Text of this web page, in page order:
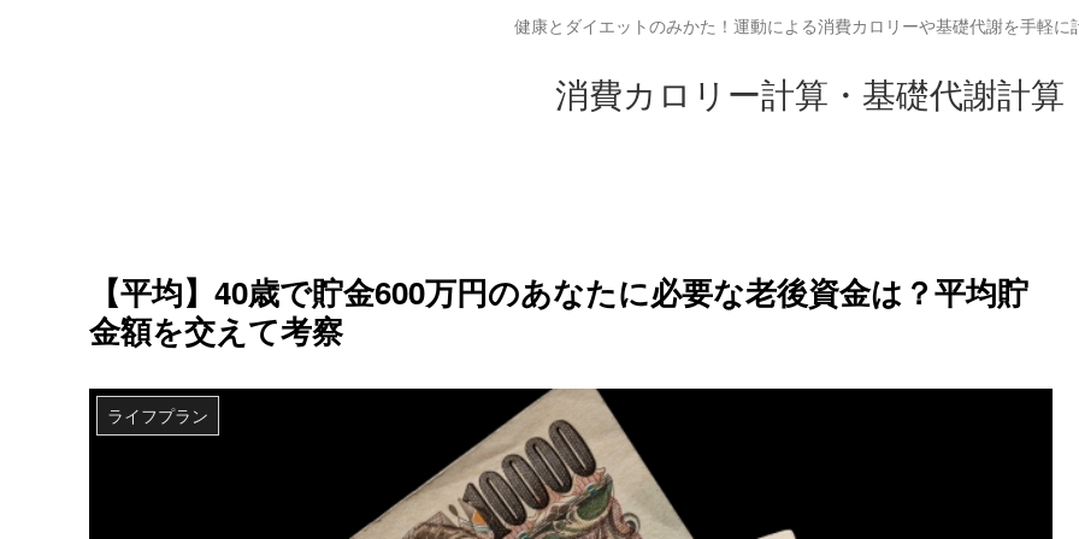
健康とダイエットのみかた！運動による消費カロリーや基礎代謝を手軽に
消費カロリー計算・基礎代謝計算
【平均】40歳で貯金600万円のあなたに必要な老後資金は？平均貯
金額を交えて考察
ライフプラン